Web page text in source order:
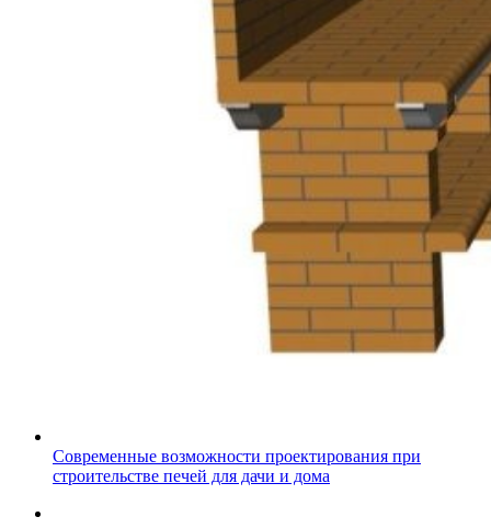
Современные возможности проектирования при
строительстве печей для дачи и дома